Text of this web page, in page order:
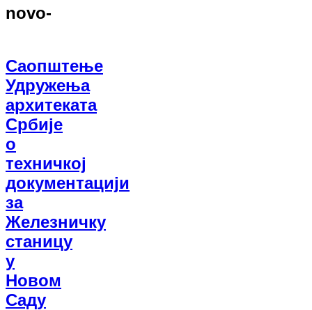
Саопштење
Удружења
архитеката
Србије
о
техничкој
документацији
за
Железничку
станицу
у
Новом
Саду